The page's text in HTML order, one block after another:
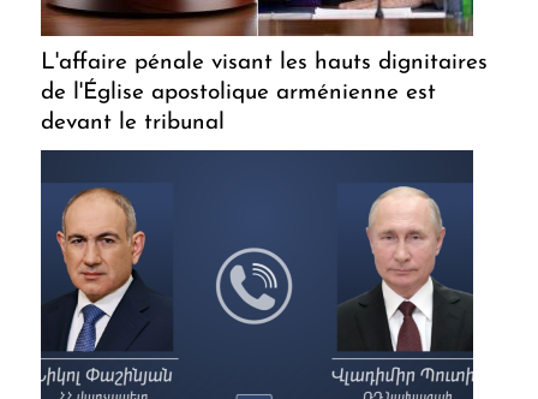
L'affaire pénale visant les hauts dignitaires
de l'Église apostolique arménienne est
devant le tribunal